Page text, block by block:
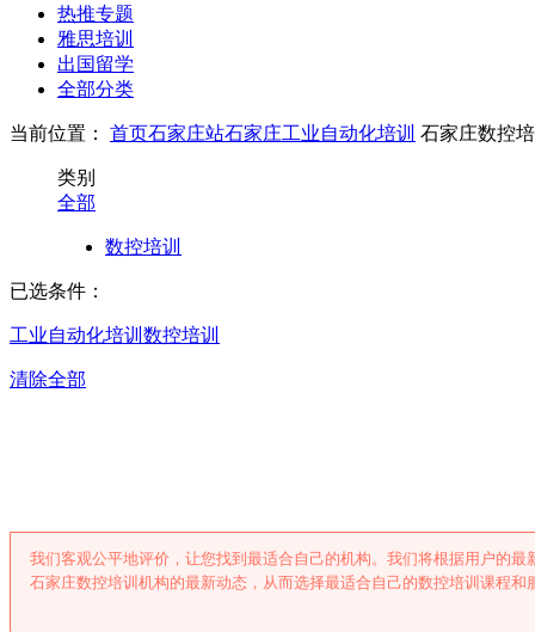
热推专题
雅思培训
出国留学
全部分类
当前位置： 首页石家庄站石家庄工业自动化培训 石家庄数控
类别
全部
数控培训
已选条件：
工业自动化培训 数控培训
清除全部
我们客观公平地评价，让您找到最适合自己的机构。我们将根据用户的
石家庄数控培训机构的最新动态，从而选择最适合自己的数控培训课程和